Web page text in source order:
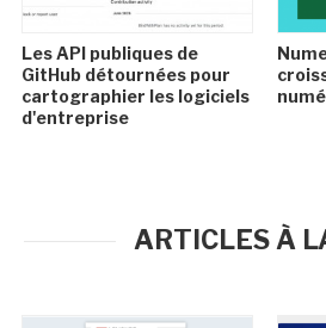
Les API publiques de
GitHub détournées pour
cartographier les logiciels
d'entreprise
ARTICLES À